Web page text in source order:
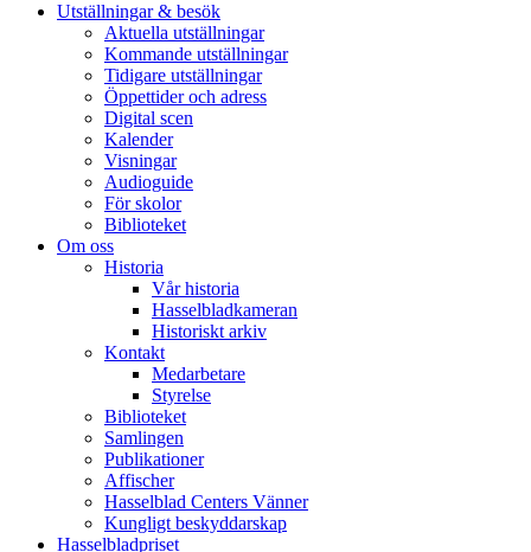
Utställningar & besök
Aktuella utställningar
Kommande utställningar
Tidigare utställningar
Öppettider och adress
Digital scen
Kalender
Visningar
Audioguide
För skolor
Biblioteket
Om oss
Historia
Vår historia
Hasselbladkameran
Historiskt arkiv
Kontakt
Medarbetare
Styrelse
Biblioteket
Samlingen
Publikationer
Affischer
Hasselblad Centers Vänner
Kungligt beskyddarskap
Hasselbladpriset